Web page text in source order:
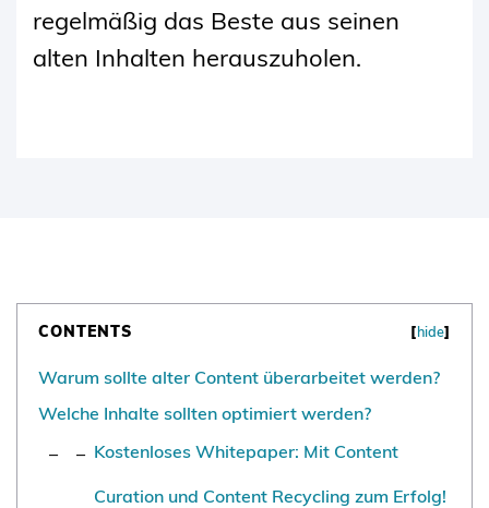
regelmäßig das Beste aus seinen
alten Inhalten herauszuholen.
CONTENTS [hide]
Warum sollte alter Content überarbeitet werden?
Welche Inhalte sollten optimiert werden?
Kostenloses Whitepaper: Mit Content
Curation und Content Recycling zum Erfolg!